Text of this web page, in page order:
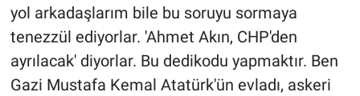
yol arkadaşlarım bile bu soruyu sormaya
tenezzül ediyorlar. 'Ahmet Akın, CHP'den
ayrılacak' diyorlar. Bu dedikodu yapmaktır. Ben
Gazi Mustafa Kemal Atatürk'ün evladı, askeri